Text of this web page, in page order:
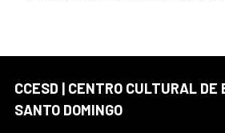
CCESD | CENTRO CULTURAL DE
SANTO DOMINGO